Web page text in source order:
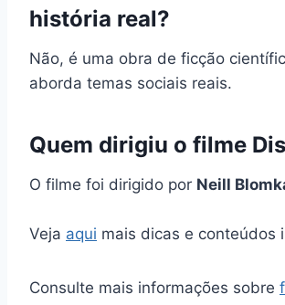
história real?
Não, é uma obra de ficção
aborda temas sociais reais.
Quem dirigiu o filme
O filme foi dirigido por Neill
Veja aqui mais dicas e conteúdos
Consulte mais informações sobre